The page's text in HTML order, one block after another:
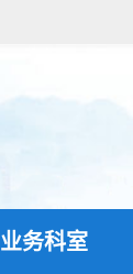
业务科室